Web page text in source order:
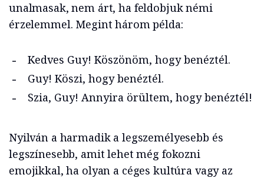
unalmasak, nem árt, ha feldobjuk némi
érzelemmel. Megint három példa:
Kedves Guy! Köszönöm, hogy benéztél.
Guy! Köszi, hogy benéztél.
Szia, Guy! Annyira örültem, hogy benéztél!
Nyilván a harmadik a legszemélyesebb és
legszínesebb, amit lehet még fokozni
emojikkal, ha olyan a céges kultúra vagy az